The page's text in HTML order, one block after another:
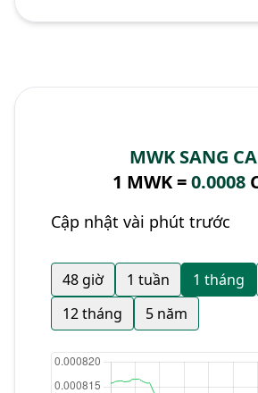
MWK SANG
1 MWK =0.0008
Cập nhật vài phút trước
48 giờ 1 tuần 1 tháng
12 tháng
5 năm